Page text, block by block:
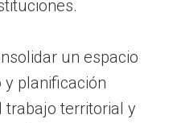
un espacio
planificación
territorial y